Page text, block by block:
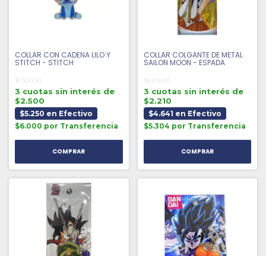
COLLAR CON CADENA LILO Y
STITCH - STITCH
$7.500,00
3 cuotas sin interés de
$2.500
$5.250 en Efectivo
$6.000 por Transferencia
COLLAR COLGANTE DE METAL
SAILON MOON - ESPADA
$6.630,00
3 cuotas sin interés de
$2.210
$4.641 en Efectivo
$5.304 por Transferencia